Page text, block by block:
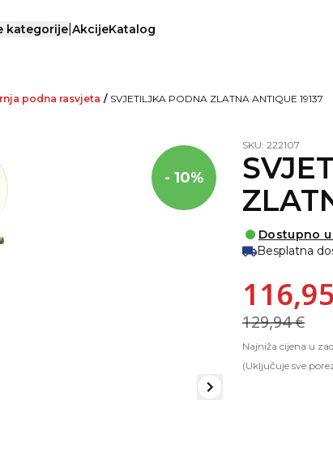
menu
kategorije AkcijeKatalog
podna rasvjeta / SVJETILJKA PODNA ZLATNA ANTIQUE 19137
- 10%
SKU: 222107
Dostupno
Besplatna
129,94 €
Najniža cijena u
(Uključuje sve